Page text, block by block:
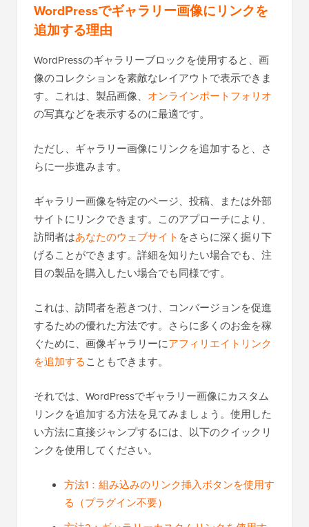
WordPressでギャラリー画像にリンクを
追加する理由
WordPressのギャラリーブロックを使用すると、画
像のコレクションを素敵なレイアウトで表示できま
す。これは、製品画像、 オンラインポートフォリオ
の写真などを表示するのに最適です。
ただし、ギャラリー画像にリンクを追加すると、さ
らに一歩進みます。
ギャラリー画像を特定のページ、投稿、または外部
サイトにリンクできます。このアプローチにより、
訪問者はあなたのウェブサイト をさらに深く掘り下
げることができます。詳細を知りたい場合でも、注
目の製品を購入したい場合でも同様です。
これは、訪問者を惹きつけ、コンバージョンを促進
するための優れた方法です。さらに多くのお金を稼
ぐために、画像ギャラリーにアフィリエイトリンク
を追加することもできます。
それでは、WordPressでギャラリー画像にカスタム
リンクを追加する方法を見てみましょう。使用した
い方法に直接ジャンプするには、以下のクイックリ
ンクを使用してください。
方法1：組み込みのリンク挿入ボタンを使用す
る（プラグイン不要）